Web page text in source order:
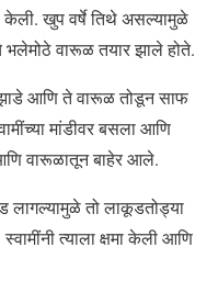
केली. खुप वर्षे तिथे असल्यामुळे
भलेमोठे वारूळ तयार झाले होते.
झाडे आणि ते वारूळ तोडून साफ
मांडीवर बसला आणि
वारूळातून बाहेर आले.
लागल्यामुळे तो लाकूडतोड्या
त्याला क्षमा केली आणि